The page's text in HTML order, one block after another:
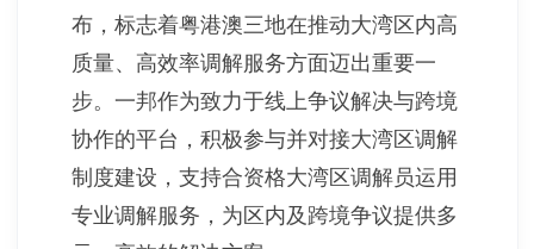
布，标志着粤港澳三地在推动大湾区内高
质量、高效率调解服务方面迈出重要一
步。一邦作为致力于线上争议解决与跨境
协作的平台，积极参与并对接大湾区调解
制度建设，支持合资格大湾区调解员运用
专业调解服务，为区内及跨境争议提供多